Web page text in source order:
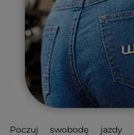
Poczuj swobodę jazdy